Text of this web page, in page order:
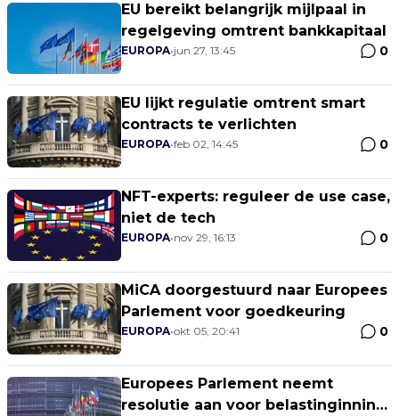
EU bereikt belangrijk mijlpaal in
regelgeving omtrent bankkapitaal
EUROPA•jun 27, 13:45 0
EU lijkt regulatie omtrent smart
contracts te verlichten
EUROPA•feb 02, 14:45 0
NFT-experts: reguleer de use case,
niet de tech
EUROPA•nov 29, 16:13 0
MiCA doorgestuurd naar Europees
Parlement voor goedkeuring
EUROPA•okt 05, 20:41 0
Europees Parlement neemt
resolutie aan voor belastinginning